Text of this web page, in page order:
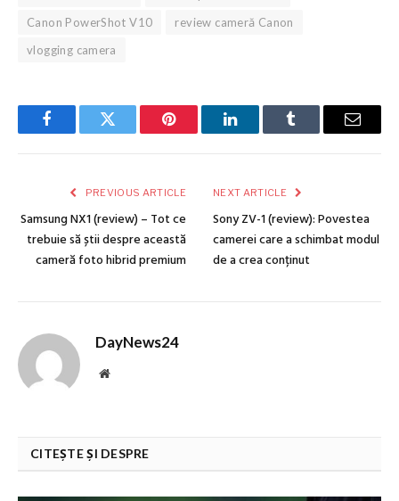
Canon PowerShot V10
review cameră Canon
vlogging camera
FacebookTwitter Pinterest LinkedInTumblr Email
PREVIOUS ARTICLE
Samsung NX1 (review) – Tot ce
trebuie să știi despre această
cameră foto hibrid premium
NEXT ARTICLE
Sony ZV-1 (review): Povestea
camerei care a schimbat modul
de a crea conținut
DayNews24
Website
CITEȘTE ȘI DESPRE